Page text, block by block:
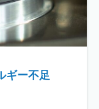
ギー不足